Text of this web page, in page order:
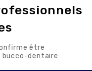
sensibilité
être
bucco-dentaire